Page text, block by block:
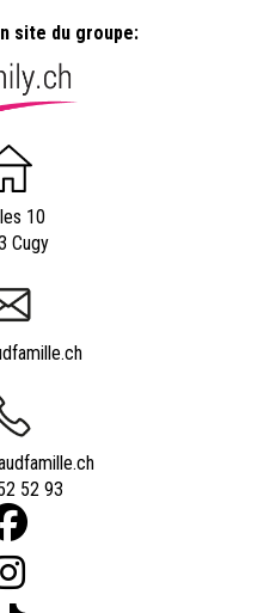
site du groupe:
10
Cugy
52 93